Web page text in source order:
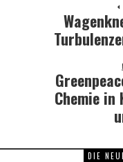
Chemie
DIE